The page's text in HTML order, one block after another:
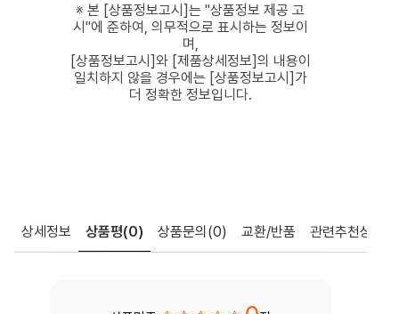
※ 본 [상품정보고시]는 "상품정보 제공 고
시"에 준하여, 의무적으로 표시하는 정보이
며,
[상품정보고시]와 [제품상세정보]의 내용이
일치하지 않을 경우에는 [상품정보고시]가
더 정확한 정보입니다.
상세정보 상품평(0) 상품문의 (0) 교환/반품 관련추천상품